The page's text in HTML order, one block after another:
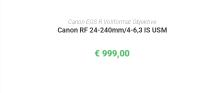
IN DEN WARENKORB
Canon EOS R Vollformat Objektive
Canon RF 24-240mm/4-6,3 IS USM
€ 999,00